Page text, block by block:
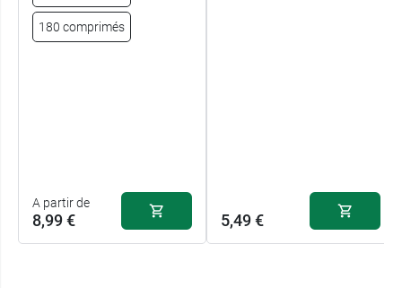
180 comprimés
A partir de
8,99 € 5,49 €